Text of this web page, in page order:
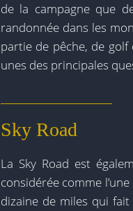
de la campagne que
randonnée dans les
partie de pêche, de
unes des principales
Sky Road
La Sky Road est
considérée comme
dizaine de miles qui